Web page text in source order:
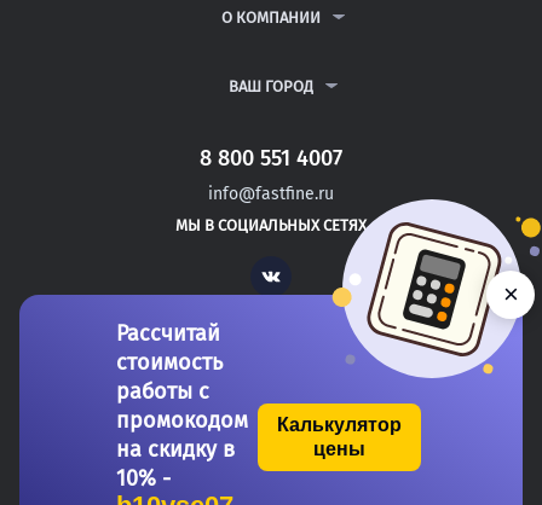
РЕФЕРАТЫ
ВОПРОСЫ И ОТВЕТЫ
ПОЛИТИКА КОНФИДЕНЦИАЛЬНОСТИ
О КОМПАНИИ
КОНТАКТЫ
ВАШ ГОРОД
САНКТ-ПЕТЕРБУРГ
НОВОКУЗНЕЦК
НОВОРОССИЙСК
8 800 551 4007
info@fastfine.ru
МЫ В СОЦИАЛЬНЫХ СЕТЯХ
Vk
Copyright 2011-2026 FastFine.ru
Рассчитай
стоимость
работы с
промокодом
на скидку в
10% -
Калькулятор
цены
×